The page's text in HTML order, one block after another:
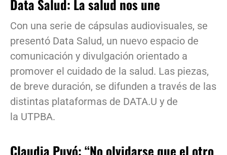
Data Salud: La salud nos une
Con una serie de cápsulas audiovisuales, se
presentó Data Salud, un nuevo espacio de
comunicación y divulgación orientado a
promover el cuidado de la salud. Las piezas,
de breve duración, se difunden a través de las
distintas plataformas de DATA.U y de
la UTPBA.
Claudia Puyó: “No olvidarse que el otro